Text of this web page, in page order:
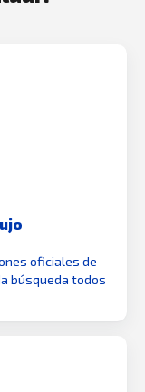
oficiales de
búsqueda todos